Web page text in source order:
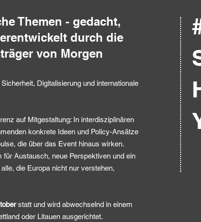
Themen - gedacht,
durch die
von Morgen
Digitalisierung und internationale
auf Mitgestaltung: In interdisziplinären
konkrete Ideen und Policy-Ansätze
die über das Event hinaus wirken.​
Austausch, neue Perspektiven und ein
die Europa nicht nur verstehen,
statt und wird abwechselnd in einem
oder Litauen ausgerichtet.